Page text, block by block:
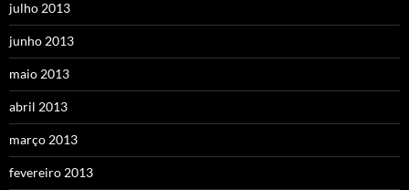
julho 2013
junho 2013
maio 2013
abril 2013
março 2013
fevereiro 2013